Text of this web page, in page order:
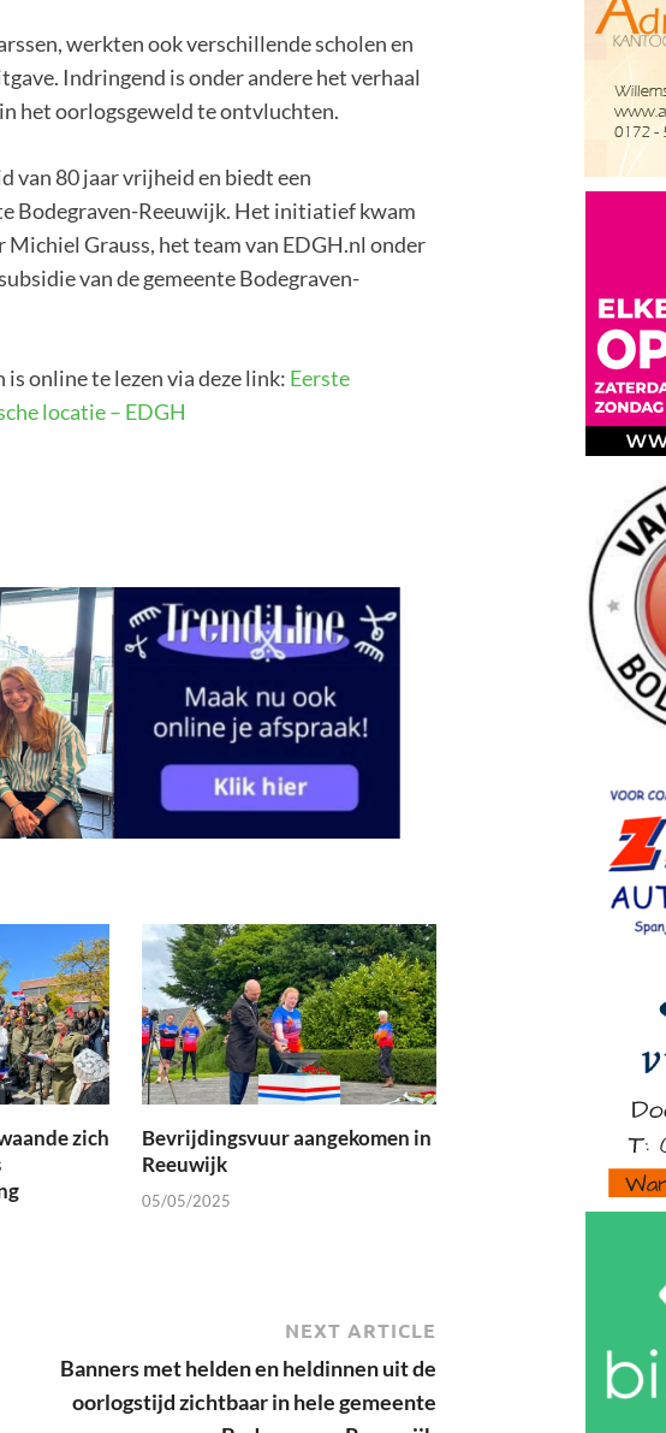
werkten ook verschillende scholen en
Indringend is onder andere het verhaal
het oorlogsgeweld te ontvluchten.
van 80 jaar vrijheid en biedt een
Bodegraven-Reeuwijk. Het initiatief kwam
Grauss, het team van EDGH.nl onder
van de gemeente Bodegraven-
online te lezen via deze link: Eerste
locatie – EDGH
zich
Bevrijdingsvuur aangekomen in
Reeuwijk
05/05/2025
NEXT ARTICLE
Banners met helden en heldinnen uit de
oorlogstijd zichtbaar in hele gemeente